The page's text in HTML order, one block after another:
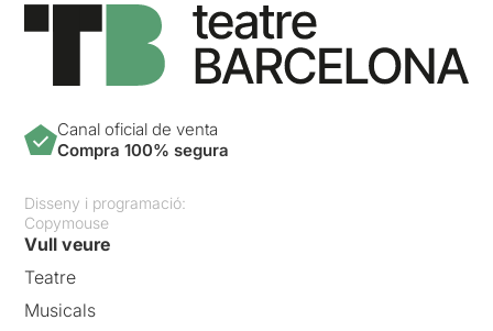
Canal oficial de venta
Compra 100% segura
Disseny i programació:
Copymouse
Vull veure
Teatre
Musicals